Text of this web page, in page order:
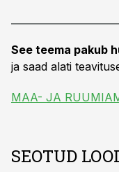
See teema pakub
ja saad alati
MAA- JA
SEOTUD